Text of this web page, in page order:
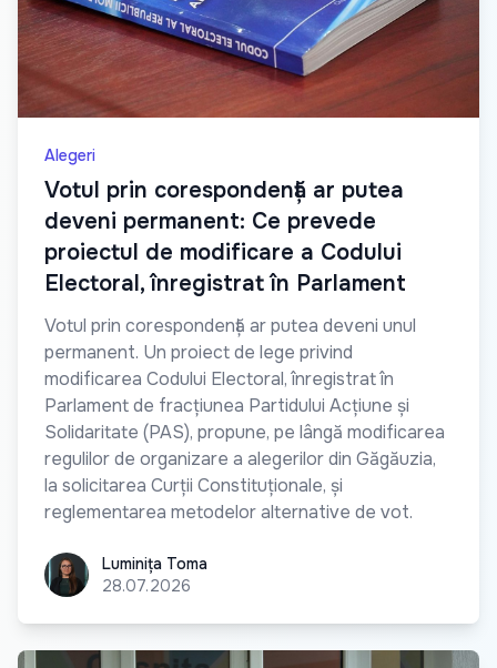
Alegeri
Votul prin corespondență ar putea
deveni permanent: Ce prevede
proiectul de modificare a Codului
Electoral, înregistrat în Parlament
Votul prin corespondență ar putea deveni unul
permanent. Un proiect de lege privind
modificarea Codului Electoral, înregistrat în
Parlament de fracțiunea Partidului Acțiune și
Solidaritate (PAS), propune, pe lângă modificarea
regulilor de organizare a alegerilor din Găgăuzia,
la solicitarea Curții Constituționale, și
reglementarea metodelor alternative de vot.
Luminița Toma
Luminița Toma
28.07.2026